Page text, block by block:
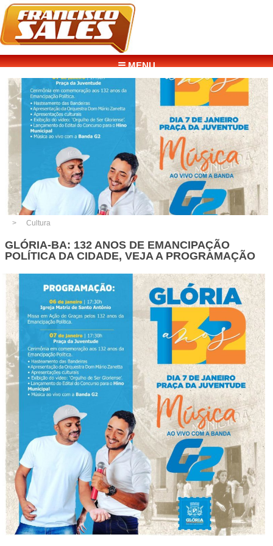
☰ MENU
Cultura
GLÓRIA-BA: 132 ANOS DE EMANCIPAÇÃO
POLÍTICA DA CIDADE, VEJA A PROGRAMAÇÃO